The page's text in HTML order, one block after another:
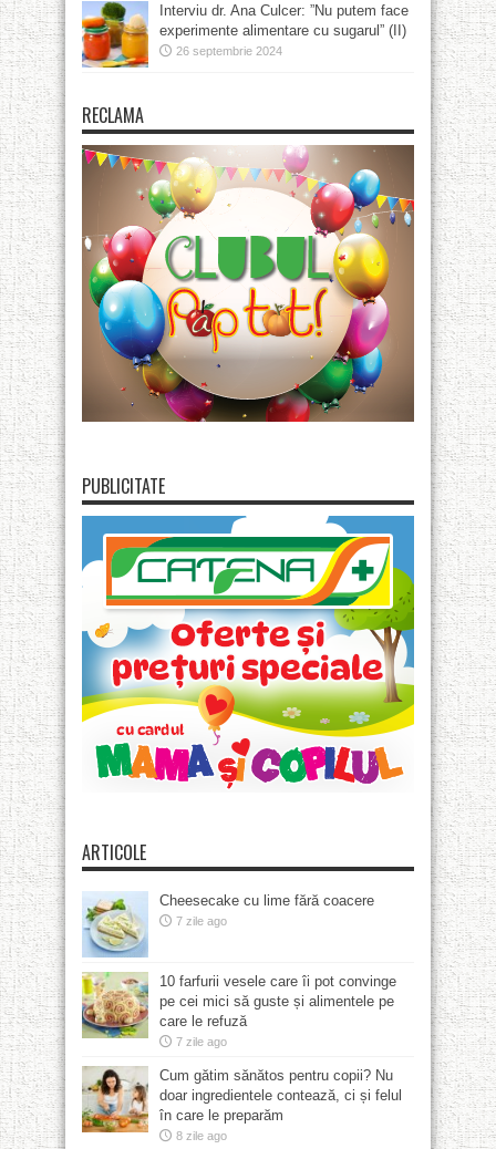
Interviu dr. Ana Culcer: ”Nu putem face
experimente alimentare cu sugarul” (II)
26 septembrie 2024
RECLAMA
PUBLICITATE
ARTICOLE
Cheesecake cu lime fără coacere
7 zile ago
10 farfurii vesele care îi pot convinge
pe cei mici să guste și alimentele pe
care le refuză
7 zile ago
Cum gătim sănătos pentru copii? Nu
doar ingredientele contează, ci și felul
în care le preparăm
8 zile ago